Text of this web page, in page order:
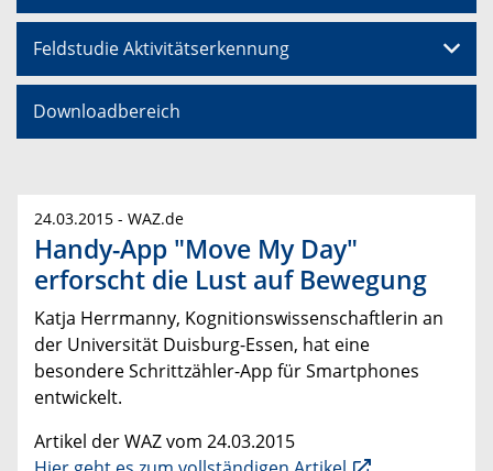
Feldstudie Aktivitätserkennung
Downloadbereich
24.03.2015 - WAZ.de
Handy-App "Move My Day"
erforscht die Lust auf Bewegung
Katja Herrmanny, Kognitionswissenschaftlerin an
der Universität Duisburg-Essen, hat eine
besondere Schrittzähler-App für Smartphones
entwickelt.
Artikel der WAZ vom 24.03.2015